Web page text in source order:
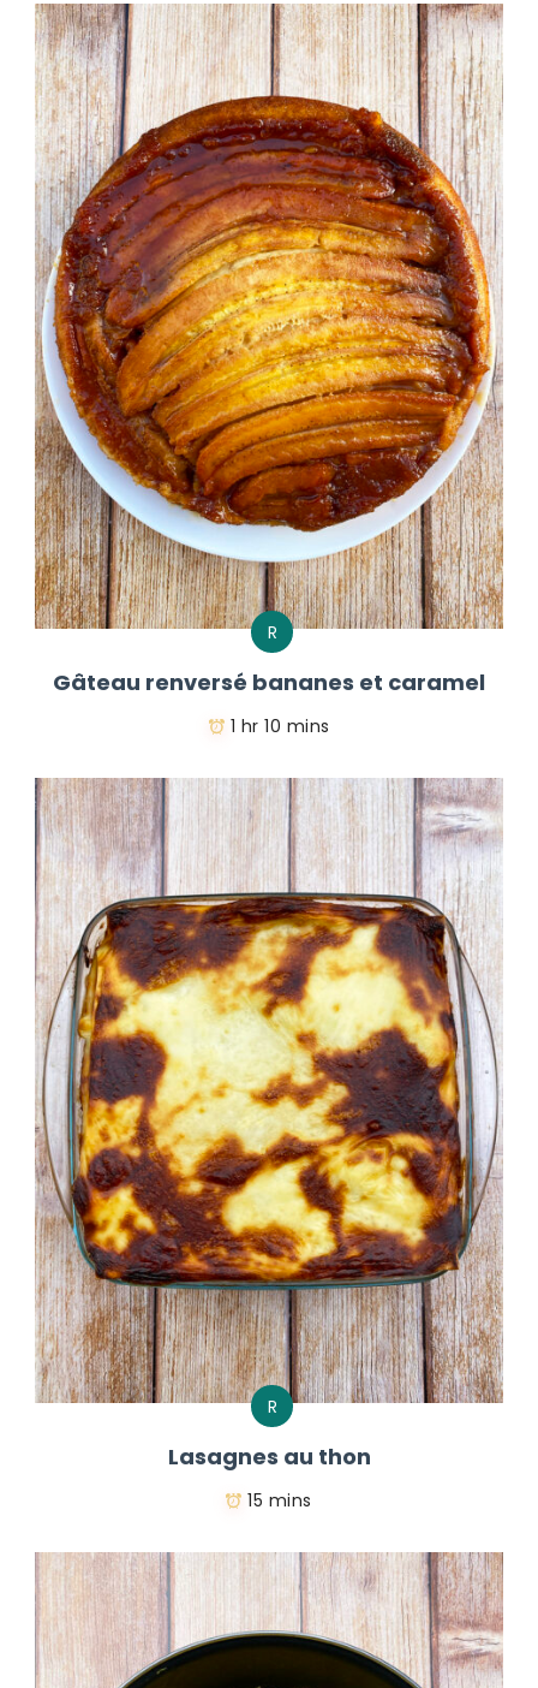
R
Gâteau renversé bananes et caramel
1 hr 10 mins
R
Lasagnes au thon
15 mins